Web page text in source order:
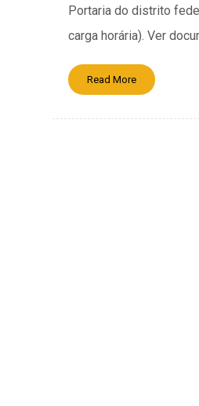
Portaria do distrito
carga horária). Ver
Read More